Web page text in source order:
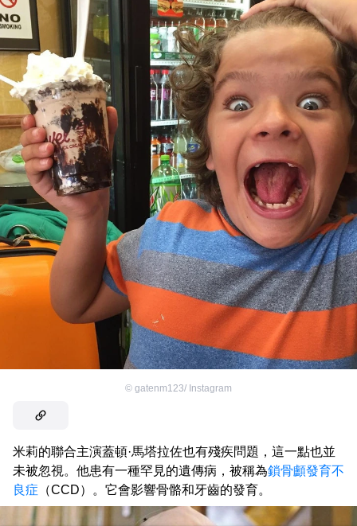
© gatenm123/ Instagram
米莉的聯合主演蓋頓·馬塔拉佐也有殘疾問題，這一點也並
未被忽視。他患有一種罕見的遺傳病，被稱為鎖骨顱發育不
良症 （CCD）。它會影響骨骼和牙齒的發育。